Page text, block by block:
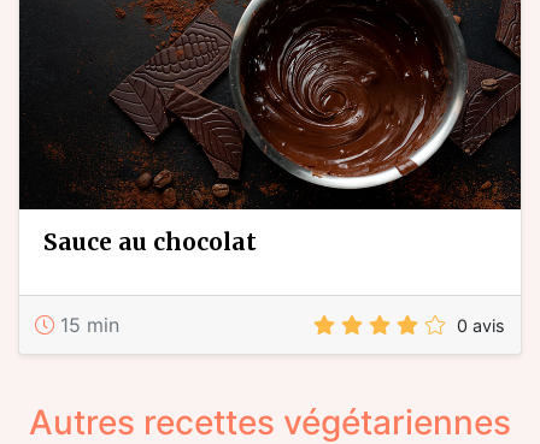
sauce au chocolat
15 min 0 avis
Autres recettes végétariennes